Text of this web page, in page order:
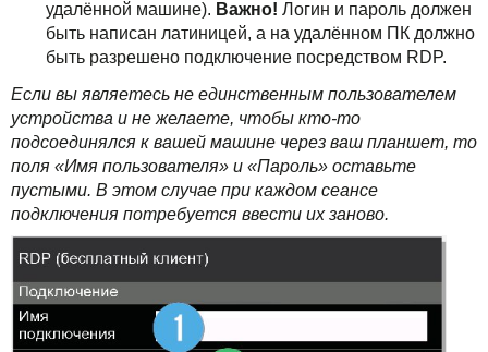
удалённой машине). Важно! Логин и пароль должен
быть написан латиницей, а на удалённом ПК должно
быть разрешено подключение посредством RDP.
Если вы являетесь не единственным пользователем
устройства и не желаете, чтобы кто-то
подсоединялся к вашей машине через ваш планшет, то
поля «Имя пользователя» и «Пароль» оставьте
пустыми. В этом случае при каждом сеансе
подключения потребуется ввести их заново.